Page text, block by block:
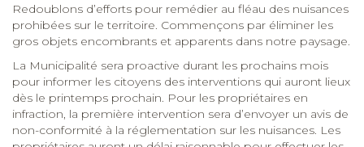
Redoublons d’efforts pour remédier au fléau des nuisances
prohibées sur le territoire. Commençons par éliminer les
gros objets encombrants et apparents dans notre paysage.
La Municipalité sera proactive durant les prochains mois
pour informer les citoyens des interventions qui auront lieux
dès le printemps prochain. Pour les propriétaires en
infraction, la première intervention sera d’envoyer un avis de
non-conformité à la réglementation sur les nuisances. Les